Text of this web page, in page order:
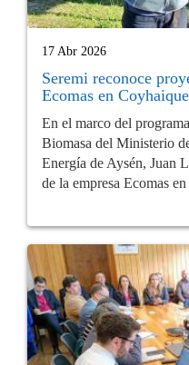
17 Abr 2026
Seremi reconoce
Ecomas en Coyhaique
En el marco del
Biomasa del Ministerio
Energía de Aysén, Juan
de la empresa Ecomas